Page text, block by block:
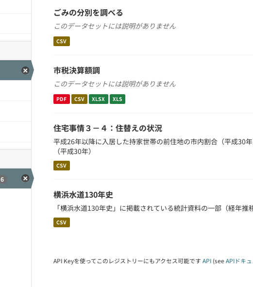
6
ごみの分別を調べる
このデータセットには説明がありません
CSV
市税決算額調
このデータセットには説明がありません
PDF CSV XLSX XLS
住宅事情３－４：住替えの状況
平成26年以降に入居した持家世帯の前住地の市内割合（平成30
（平成30年）
CSV
横浜水道130年史
「横浜水道130年史」に掲載されている統計資料の一部（経年推
CSV
API Keyを使ってこのレジストリーにもアクセス可能です API (see APIドキ